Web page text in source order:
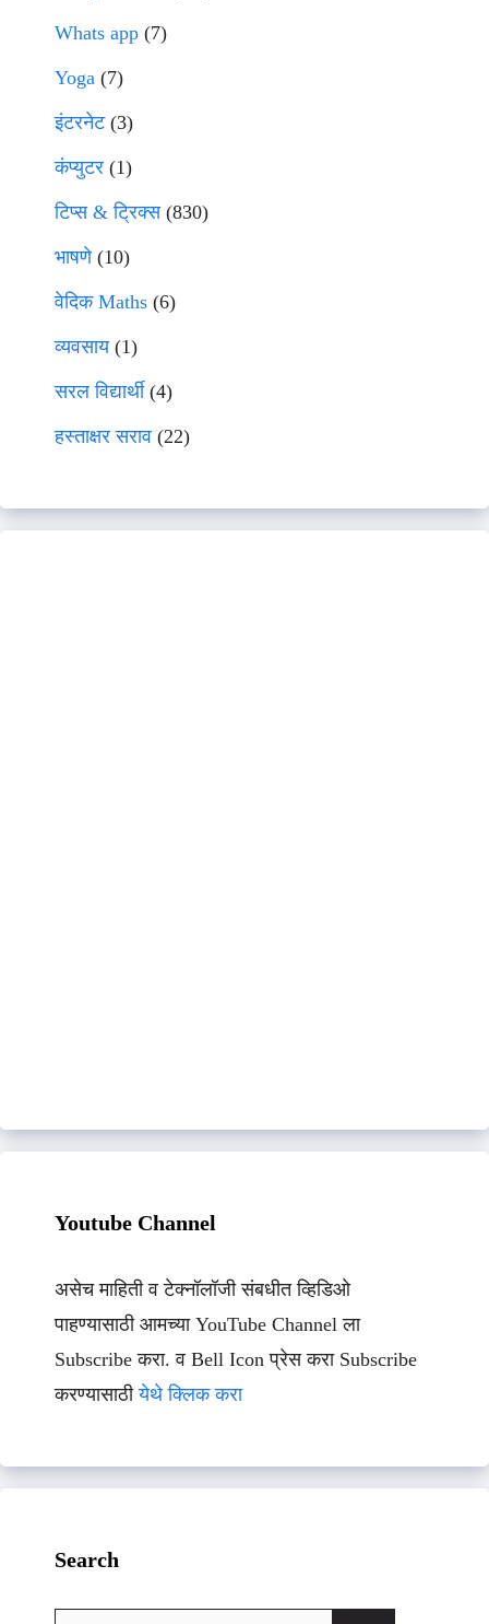
Whats app (7)
Yoga (7)
इंटरनेट(3)
कंप्युटर (1)
टिप्स & ट्रिक्स(830)
भाषणे(10)
वेदिक Maths (6)
व्यवसाय(1)
सरल विद्यार्थी(4)
हस्ताक्षर सराव (22)
Youtube Channel
असेच माहिती व टेक्नॉलॉजी संबधीत व्हिडिओ
पाहण्यासाठी आमच्या YouTube Channel ला
Subscribe करा. व Bell Icon प्रेस करा Subscribe
करण्यासाठीयेथे क्लिक करा
Search